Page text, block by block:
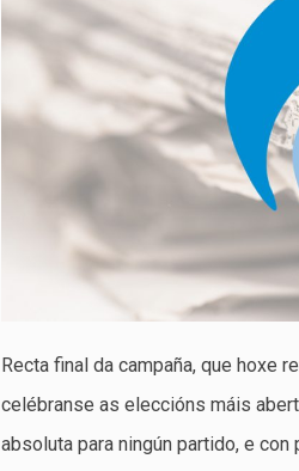
Recta final da campaña, que hoxe
celébranse as eleccións máis
absoluta para ningún partido, e